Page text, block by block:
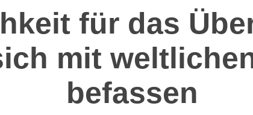
für das
mit
befassen